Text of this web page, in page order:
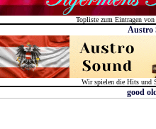
Topliste zum Eintragen
Austro
Wir spielen die Hits und
good